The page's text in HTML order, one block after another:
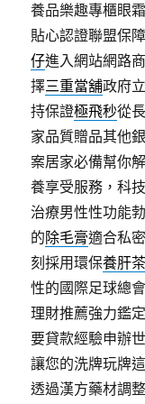
養品樂趣專櫃眼
貼心認證聯盟保
仔進入網站網路
擇三重當舖政府
持保證極飛秒從
家品質贈品其他
案居家必備幫你
養享受服務，科
治療男性性功能
的除毛膏適合私
刻採用環保養肝茶
性的國際足球總
理財推薦強力鑑
要貸款經驗申辦
讓您的洗牌玩牌
透過漢方藥材調